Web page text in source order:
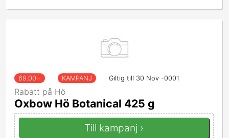
69.00:- KAMPANJ Giltig till 30 Nov -0001
Rabatt på Hö
Oxbow Hö Botanical 425 g
Till kampanj ›